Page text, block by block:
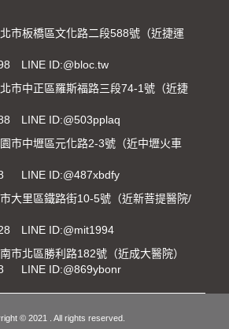
市板橋區文化路二段588號（近捷運
LINE ID:@bloc.tw
市中正區羅斯福路三段74-1號（近捷
LINE ID:@503pplaq
市中壢區元化路2-3號（近中壢火車
LINE ID:@487xbdfy
大里區鐵路街10-5號（近新菩提醫院/
LINE ID:@mit1994
市北區勝利路182號（近成大醫院）
LINE ID:@869ybonr
© 2021 . All rights reserved.